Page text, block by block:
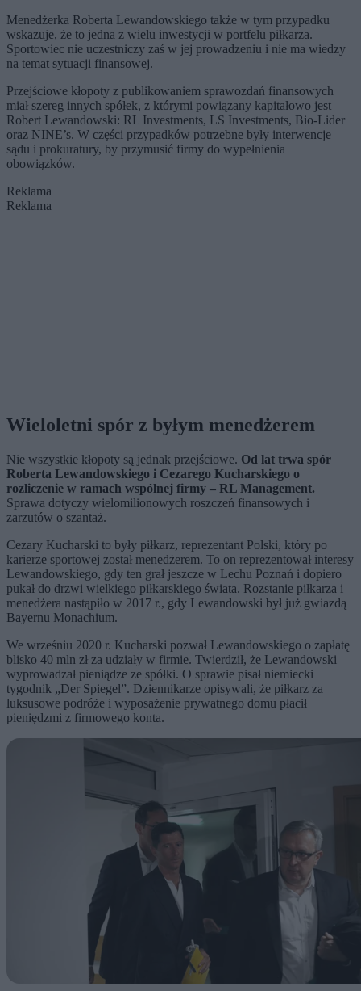
Menedżerka Roberta Lewandowskiego także w tym przypadku
wskazuje, że to jedna z wielu inwestycji w portfelu piłkarza.
Sportowiec nie uczestniczy zaś w jej prowadzeniu i nie ma wiedzy
na temat sytuacji finansowej.
Przejściowe kłopoty z publikowaniem sprawozdań finansowych
miał szereg innych spółek, z którymi powiązany kapitałowo jest
Robert Lewandowski: RL Investments, LS Investments, Bio-Lider
oraz NINE’s. W części przypadków potrzebne były interwencje
sądu i prokuratury, by przymusić firmy do wypełnienia
obowiązków.
Reklama
Reklama
Wieloletni spór z byłym menedżerem
Nie wszystkie kłopoty są jednak przejściowe. Od lat trwa spór
Roberta Lewandowskiego i Cezarego Kucharskiego o
rozliczenie w ramach wspólnej firmy – RL Management.
Sprawa dotyczy wielomilionowych roszczeń finansowych i
zarzutów o szantaż.
Cezary Kucharski to były piłkarz, reprezentant Polski, który po
karierze sportowej został menedżerem. To on reprezentował interesy
Lewandowskiego, gdy ten grał jeszcze w Lechu Poznań i dopiero
pukał do drzwi wielkiego piłkarskiego świata. Rozstanie piłkarza i
menedżera nastąpiło w 2017 r., gdy Lewandowski był już gwiazdą
Bayernu Monachium.
We wrześniu 2020 r. Kucharski pozwał Lewandowskiego o zapłatę
blisko 40 mln zł za udziały w firmie. Twierdził, że Lewandowski
wyprowadzał pieniądze ze spółki. O sprawie pisał niemiecki
tygodnik „Der Spiegel”. Dziennikarze opisywali, że piłkarz za
luksusowe podróże i wyposażenie prywatnego domu płacił
pieniędzmi z firmowego konta.